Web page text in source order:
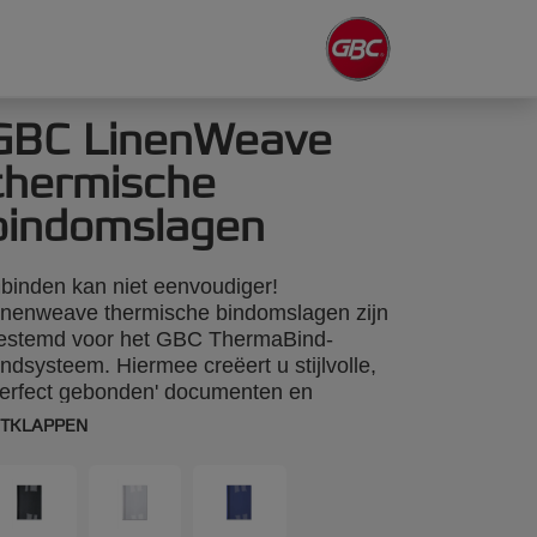
LinenWeave
kan niet eenvoudiger!
thermische bindomslagen zijn
voor het GBC ThermaBind-
Hiermee creëert u stijlvolle,
gebonden' documenten en
Met een transparante pvc-
voor maximaal 30 vellen papier.
formaat. Aantal stuks per verpakking: